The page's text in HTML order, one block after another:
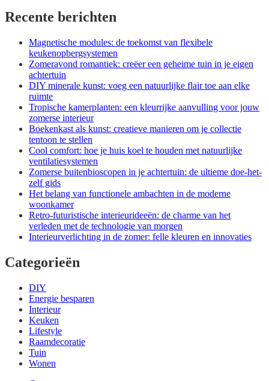
Recente berichten
Magnetische modules: de toekomst van flexibele
keukenopbergsystemen
Zomeravond romantiek: creëer een geheime tuin in je eigen
achtertuin
DIY minerale kunst: voeg een natuurlijke flair toe aan elke
ruimte
Tropische kamerplanten: een kleurrijke aanvulling voor jouw
zomerse interieur
Boekenkast als kunst: creatieve manieren om je collectie
tentoon te stellen
Cool comfort: hoe je huis koel te houden met natuurlijke
ventilatiesystemen
Zomerse buitenbioscopen in je achtertuin: de ultieme doe-het-
zelf gids
Het belang van functionele ambachten in de moderne
woonkamer
Retro-futuristische interieurideeën: de charme van het
verleden met de technologie van morgen
Interieurverlichting in de zomer: felle kleuren en innovaties
Categorieën
DIY
Energie besparen
Interieur
Keuken
Lifestyle
Raamdecoratie
Tuin
Wonen